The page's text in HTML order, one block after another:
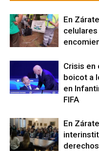
En
Crisis en
boicot a
en
FIFA
En